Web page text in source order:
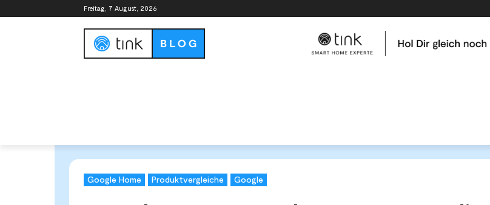
Freitag, 7 August, 2026
Google Home Produktvergleiche Google